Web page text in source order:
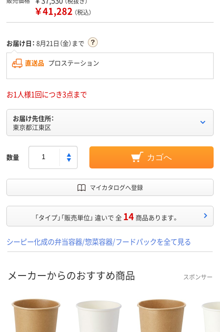
￥41,282 （税込）
お届け日： 8月21日（金）まで
直送品 プロステーション
お1人様1回につき3点まで
お届け先住所：
東京都江東区
数量 カゴへ
マイカタログへ登録
「タイプ」「販売単位」 違いで 全 14 商品あります。
シーピー化成の弁当容器/惣菜容器/フードパックを全て見る
メーカーからのおすすめ商品 スポンサー